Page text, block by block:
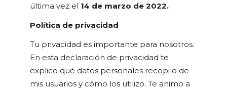
última vez el 14 de marzo de 2022.
Política de privacidad
Tu privacidad es importante para nosotros.
En esta declaración de privacidad te
explico qué datos personales recopilo de
mis usuarios y cómo los utilizo. Te animo a